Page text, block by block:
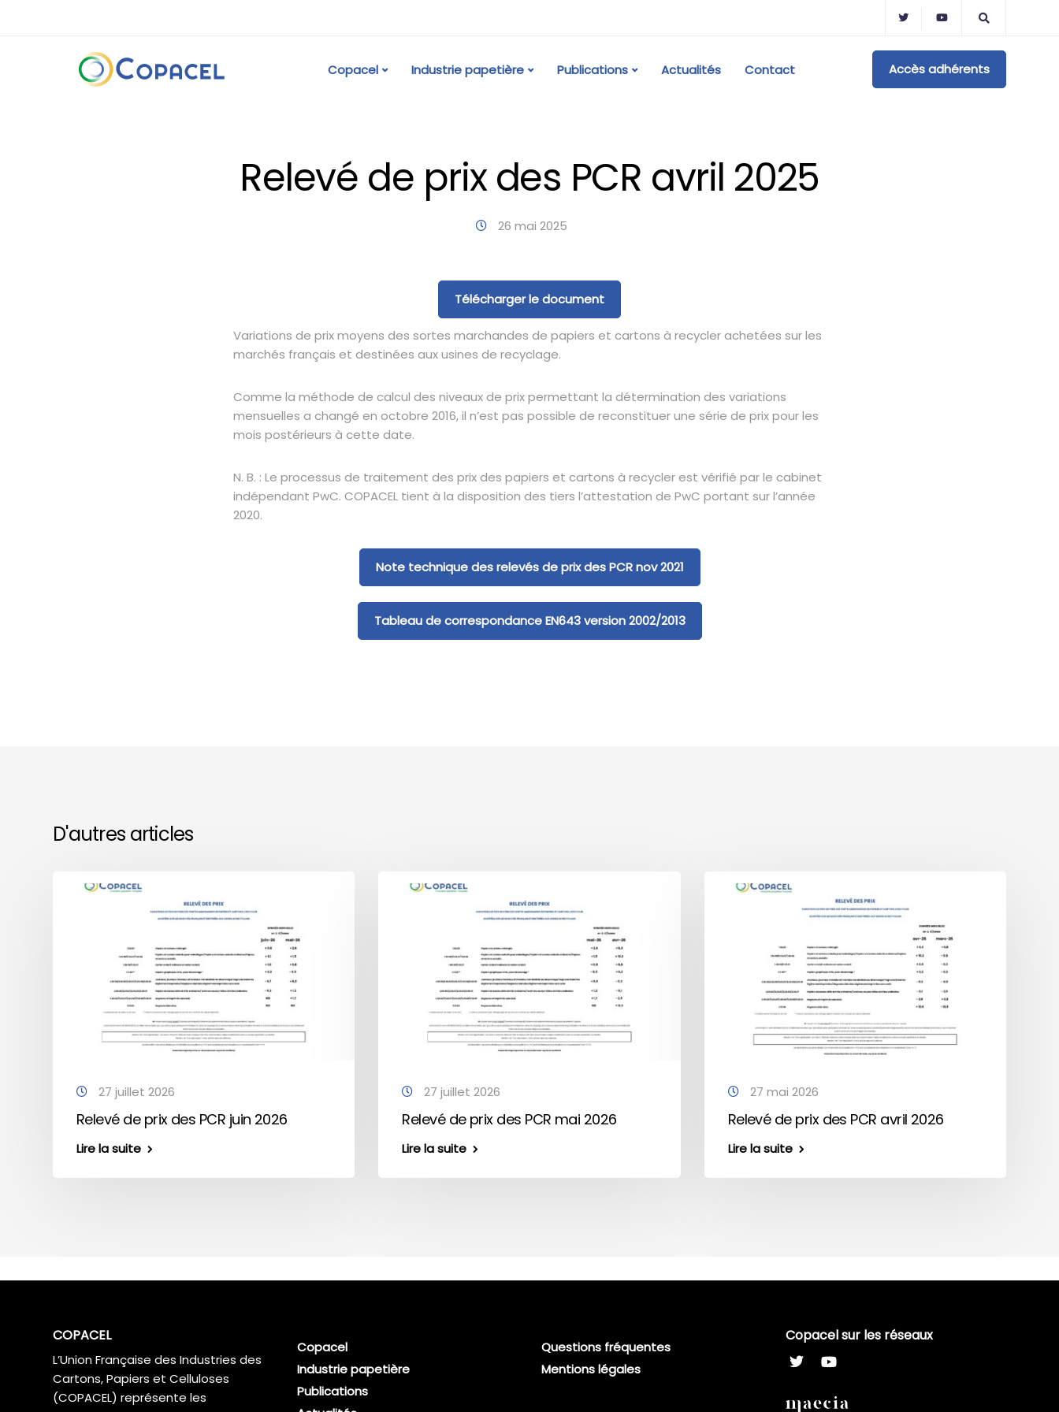
Copacel Industrie papetière Publications Actualités Contact Accès adhérents
Relevé de prix des PCR avril 2025
26 mai 2025
Télécharger le document
Variations de prix moyens des sortes marchandes de papiers et cartons à recycler achetées sur les
marchés français et destinées aux usines de recyclage.
Comme la méthode de calcul des niveaux de prix permettant la détermination des variations
mensuelles a changé en octobre 2016, il n’est pas possible de reconstituer une série de prix pour les
mois postérieurs à cette date.
N. B. : Le processus de traitement des prix des papiers et cartons à recycler est vérifié par le cabinet
indépendant PwC. COPACEL tient à la disposition des tiers l’attestation de PwC portant sur l’année
2020.
Note technique des relevés de prix des PCR nov 2021
Tableau de correspondance EN643 version 2002/2013
D'autres articles
27 juillet 2026
Relevé de prix des PCR juin 2026
Lire la suite
27 juillet 2026
Relevé de prix des PCR mai 2026
Lire la suite
27 mai 2026
Relevé de prix des PCR avril 2026
Lire la suite
COPACEL
L’Union Française des Industries des
Cartons, Papiers et Celluloses
(COPACEL) représente les
Copacel
Industrie papetière
Publications
Questions fréquentes
Mentions légales
Copacel sur les réseaux